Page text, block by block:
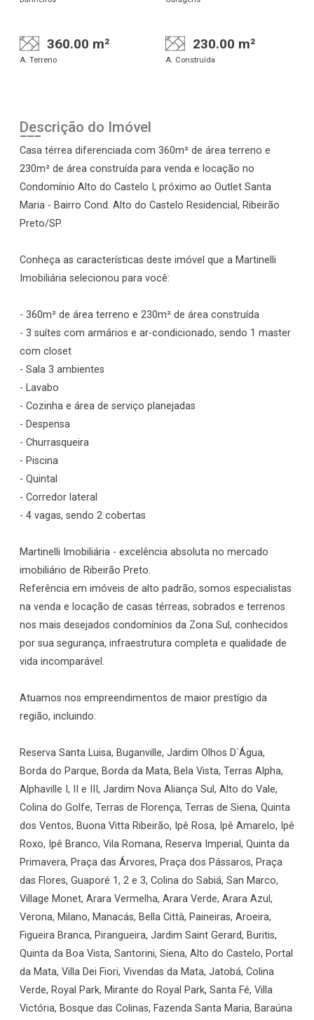
360.00 m²
A. Terreno
230.00 m²
A. Construída
Descrição do Imóvel
Casa térrea diferenciada com 360m² de área terreno e
230m² de área construída para venda e locação no
Condomínio Alto do Castelo I, próximo ao Outlet Santa
Maria - Bairro Cond. Alto do Castelo Residencial, Ribeirão
Preto/SP.
Conheça as características deste imóvel que a Martinelli
Imobiliária selecionou para você:
- 360m² de área terreno e 230m² de área construída
- 3 suítes com armários e ar-condicionado, sendo 1 master
com closet
- Sala 3 ambientes
- Lavabo
- Cozinha e área de serviço planejadas
- Despensa
- Churrasqueira
- Piscina
- Quintal
- Corredor lateral
- 4 vagas, sendo 2 cobertas
Martinelli Imobiliária - excelência absoluta no mercado
imobiliário de Ribeirão Preto.
Referência em imóveis de alto padrão, somos especialistas
na venda e locação de casas térreas, sobrados e terrenos
nos mais desejados condomínios da Zona Sul, conhecidos
por sua segurança, infraestrutura completa e qualidade de
vida incomparável.
Atuamos nos empreendimentos de maior prestígio da
região, incluindo:
Reserva Santa Luisa, Buganville, Jardim Olhos D`Água,
Borda do Parque, Borda da Mata, Bela Vista, Terras Alpha,
Alphaville I, II e III, Jardim Nova Aliança Sul, Alto do Vale,
Colina do Golfe, Terras de Florença, Terras de Siena, Quinta
dos Ventos, Buona Vitta Ribeirão, Ipê Rosa, Ipê Amarelo, Ipê
Roxo, Ipê Branco, Vila Romana, Reserva Imperial, Quinta da
Primavera, Praça das Árvores, Praça dos Pássaros, Praça
das Flores, Guaporé 1, 2 e 3, Colina do Sabiá, San Marco,
Village Monet, Arara Vermelha, Arara Verde, Arara Azul,
Verona, Milano, Manacás, Bella Città, Paineiras, Aroeira,
Figueira Branca, Pirangueira, Jardim Saint Gerard, Buritis,
Quinta da Boa Vista, Santorini, Siena, Alto do Castelo, Portal
da Mata, Villa Dei Fiori, Vivendas da Mata, Jatobá, Colina
Verde, Royal Park, Mirante do Royal Park, Santa Fé, Villa
Victória, Bosque das Colinas, Fazenda Santa Maria, Baraúna